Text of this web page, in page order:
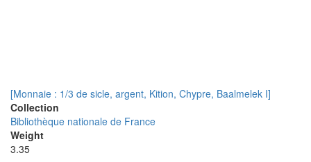
[Monnaie : 1/3 de sicle, argent, Kition, Chypre, Baalmelek I]
Collection
Bibliothèque nationale de France
Weight
3.35